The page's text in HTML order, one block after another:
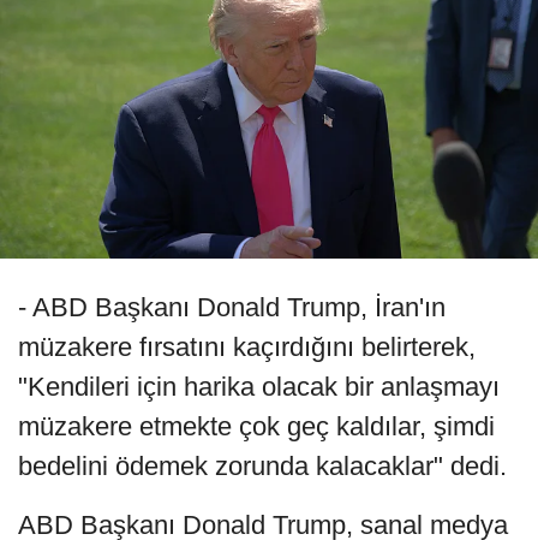
- ABD Başkanı Donald Trump, İran'ın
müzakere fırsatını kaçırdığını belirterek,
"Kendileri için harika olacak bir anlaşmayı
müzakere etmekte çok geç kaldılar, şimdi
bedelini ödemek zorunda kalacaklar" dedi.
ABD Başkanı Donald Trump, sanal medya